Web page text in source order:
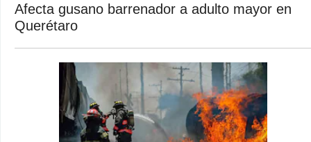
Afecta gusano barrenador a adulto mayor en
Querétaro